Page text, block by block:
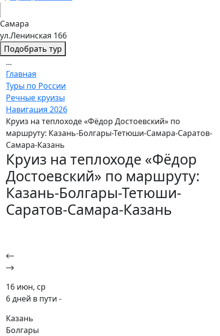
Самара
ул.Ленинская 166
Подобрать тур
...
Главная
Туры по России
Речные круизы
Навигация 2026
Круиз на теплоходе «Фёдор Достоевский» по
маршруту: Казань-Болгары-Тетюши-Самара-Саратов-
Самара-Казань
Круиз на теплоходе «Фёдор
Достоевский» по маршруту:
Казань-Болгары-Тетюши-
Саратов-Самара-Казань
16 июн, ср
6 дней в пути -
Казань
Болгары